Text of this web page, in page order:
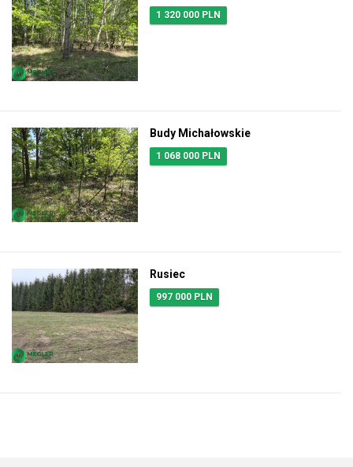
1 320 000 PLN
Budy Michałowskie
1 068 000 PLN
Rusiec
997 000 PLN